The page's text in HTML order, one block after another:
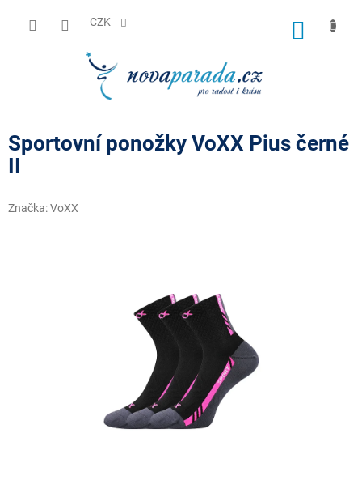
CZK
Sportovní ponožky VoXX Pius černé
II
Značka:VoXX